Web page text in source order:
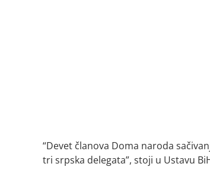
“Devet članova Doma naroda
tri srpska delegata”, stoji u Ustavu